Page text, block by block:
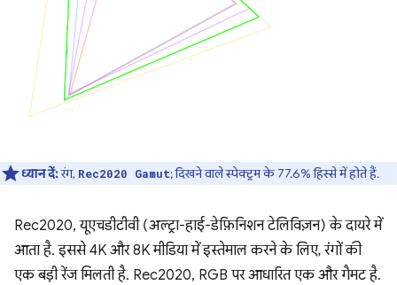
ध्यान दें:रंग, Rec2020 Gamut; दिखने वाले स्पेक्ट्रम के 77.6% हिस्से में होते हैं.
Rec2020, यूएचडीटीवी (अल्ट्रा-हाई-डेफ़िनिशन टेलिविज़न) के दायरे में
आता है. इससे 4K और 8K मीडिया में इस्तेमाल करने के लिए, रंगों की
एक बड़ी रेंज मिलती है. Rec2020, RGB पर आधारित एक और गैमट है.